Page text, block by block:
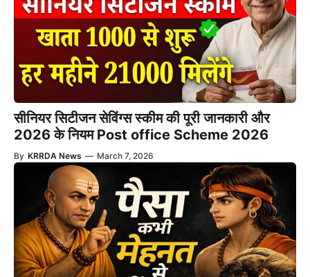
सीनियर सिटीजन सेविंग्स स्कीम की पूरी जानकारी और
2026 के नियम Post office Scheme 2026
By KRRDA News — March 7, 2026